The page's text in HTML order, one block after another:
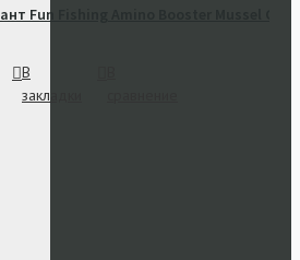
Fun Fishing Amino Booster Mussel
В
закладки